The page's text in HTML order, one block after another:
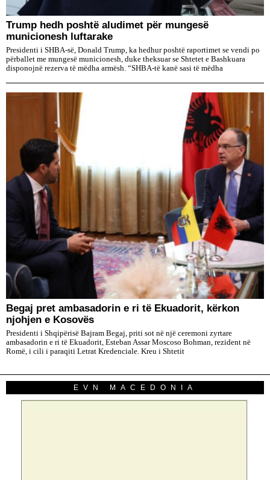
Trump hedh poshtë aludimet për mungesë
municionesh luftarake
Presidenti i SHBA-së, Donald Trump, ka hedhur poshtë raportimet se vendi po
përballet me mungesë municionesh, duke theksuar se Shtetet e Bashkuara
disponojnë rezerva të mëdha armësh. “SHBA-të kanë sasi të mëdha
​Begaj pret ambasadorin e ri të Ekuadorit, kërkon
njohjen e Kosovës
Presidenti i Shqipërisë Bajram Begaj, priti sot në një ceremoni zyrtare
ambasadorin e ri të Ekuadorit, Esteban Assar Moscoso Bohman, rezident në
Romë, i cili i paraqiti Letrat Kredenciale. Kreu i Shtetit
EVN MACEDONIA